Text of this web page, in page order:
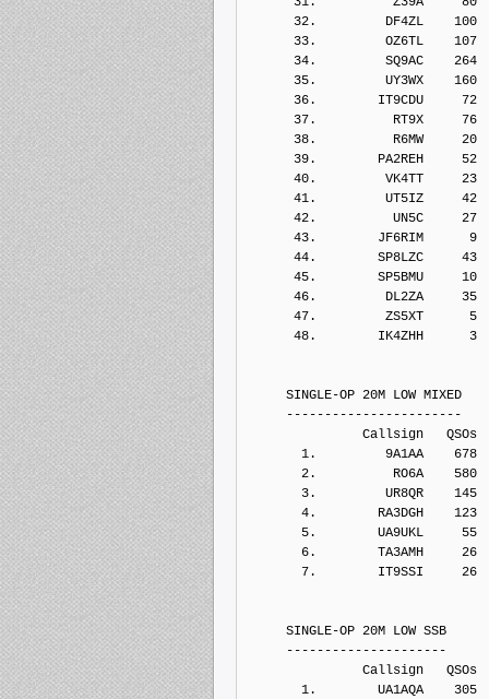
32.         DF4ZL    100
33.         OZ6TL    107
34.         SQ9AC    264
35.         UY3WX    160
36.        IT9CDU     72
37.          RT9X     76
38.          R6MW     20
39.        PA2REH     52
40.         VK4TT     23
41.         UT5IZ     42
42.          UN5C     27
43.        JF6RIM      9
44.        SP8LZC     43
45.        SP5BMU     10
46.         DL2ZA     35
47.         ZS5XT      5
48.        IK4ZHH      3
SINGLE-OP 20M LOW MIXED
-----------------------
Callsign   QSOs  Points
1.         9A1AA    678
2.          RO6A    580
3.         UR8QR    145
4.        RA3DGH    123
5.        UA9UKL     55
6.        TA3AMH     26
7.        IT9SSI     26
SINGLE-OP 20M LOW SSB
---------------------
Callsign   QSOs  Points
1.        UA1AQA    305